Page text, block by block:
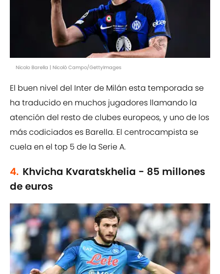
Nicolo Barella | Nicolò Campo/GettyImages
El buen nivel del Inter de Milán esta temporada se
ha traducido en muchos jugadores llamando la
atención del resto de clubes europeos, y uno de los
más codiciados es Barella. El centrocampista se
cuela en el top 5 de la Serie A.
4. Khvicha Kvaratskhelia - 85 millones
de euros